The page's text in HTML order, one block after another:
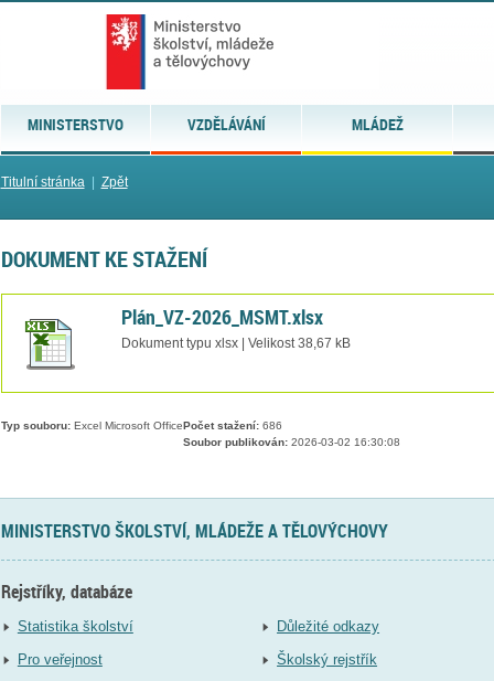
MINISTERSTVO VZDĚLÁVÁNÍ MLÁDEŽ
Titulní stránka| Zpět
DOKUMENT KE STAŽENÍ
Plán_VZ-2026_MSMT.xlsx
Dokument typu xlsx | Velikost 38,67 kB
Typ souboru:Excel Microsoft Office Počet stažení:686
Soubor publikován:2026-03-02 16:30:08
MINISTERSTVO ŠKOLSTVÍ, MLÁDEŽE A TĚLOVÝCHOVY
Rejstříky, databáze
Statistika školství
Pro veřejnost
Důležité odkazy
Školský rejstřík